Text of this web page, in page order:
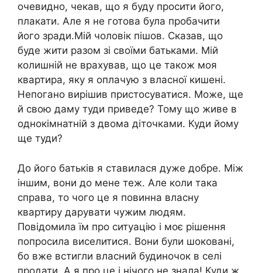
очевидно, чекав, що я буду просити його,
плакати. Але я не готова була пробачити
його зради.Мій чоловік пішов. Сказав, що
буде жити разом зі своїми батьками. Мій
колишній не врахував, що це також моя
квартира, яку я оплачую з власної кишені.
Непогано вирішив пристосуватися. Може, ще
й свою даму туди приведе? Тому що живе в
однокімнатній з двома діточками. Куди йому
ще туди?
До його батьків я ставилася дуже добре. Між
іншим, вони до мене теж. Але коли така
справа, то чого це я повинна власну
квартиру дарувати чужим людям.
Повідомила їм про ситуацію і моє рішення
попросила виселитися. Вони були шоковані,
бо вже встигли власний будиночок в селі
продати. А я про це і нічого не знала! Куди ж